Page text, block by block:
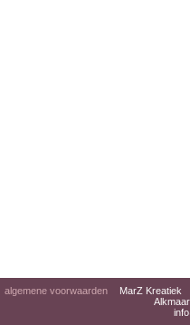
algemene voorwaarden
MarZ